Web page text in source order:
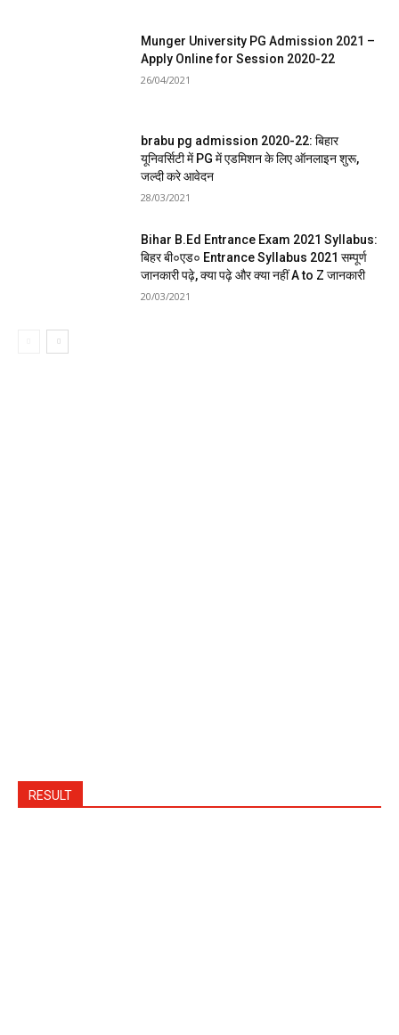
Munger University PG Admission 2021 –
Apply Online for Session 2020-22
26/04/2021
brabu pg admission 2020-22: बिहार
यूनिवर्सिटी में PG में एडमिशन के लिए ऑनलाइन शुरू,
जल्दी करे आवेदन
28/03/2021
Bihar B.Ed Entrance Exam 2021 Syllabus:
बिहर बी०एड० Entrance Syllabus 2021 सम्पूर्ण
जानकारी पढ़े, क्या पढ़े और क्या नहीं A to Z जानकारी
20/03/2021
RESULT